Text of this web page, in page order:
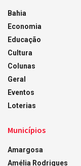
Bahia
Economia
Educação
Cultura
Colunas
Geral
Eventos
Loterias
Municípios
Amargosa
Amélia Rodrigues